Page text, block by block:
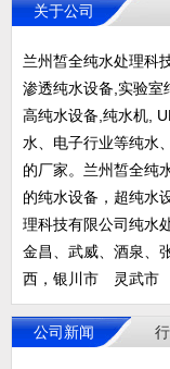
关于公司
兰州皙全纯水处理科
渗透纯水设备,实验室
高纯水设备,纯水机,
水、电子行业等纯水
的厂家。兰州皙全纯
的纯水设备，超纯水
理科技有限公司纯水
金昌、武威、酒泉、
西，银川市 灵武市
公司新闻